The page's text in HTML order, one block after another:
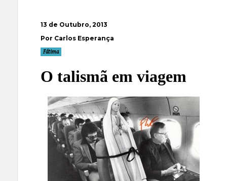
13 de Outubro, 2013
Por Carlos Esperança
Fátima
O talismã em viagem